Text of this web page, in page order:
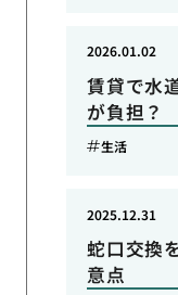
賃貸で水
が負担？
2026.01.02
生活
蛇口交換
意点
2025.12.31